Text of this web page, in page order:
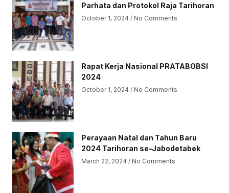
Parhata dan Protokol Raja Tarihoran
October 1, 2024 No Comments
Rapat Kerja Nasional PRATABOBSI
2024
October 1, 2024 No Comments
Perayaan Natal dan Tahun Baru
2024 Tarihoran se-Jabodetabek
March 22, 2024 No Comments